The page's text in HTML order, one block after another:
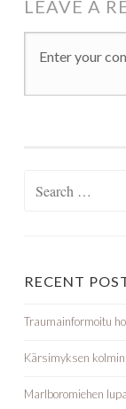
LEAVE A
RECENT
Traumainformoitu
Kärsimyksen
Marlboromiehen